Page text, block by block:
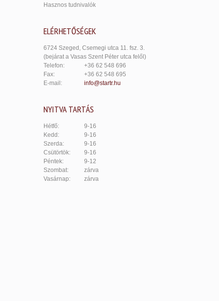
Hasznos tudnivalók
ELÉRHETŐSÉGEK
6724 Szeged, Csemegi utca 11. fsz. 3.
(bejárat a Vasas Szent Péter utca felől)
Telefon:
+36 62 548 696
Fax:
+36 62 548 695
E-mail:
info@startr.hu
NYITVA TARTÁS
Hétfő:
9-16
Kedd:
9-16
Szerda:
9-16
Csütörtök:
9-16
Péntek:
9-12
Szombat:
zárva
Vasárnap:
zárva